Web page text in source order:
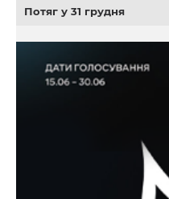
Потяг у 31 грудня